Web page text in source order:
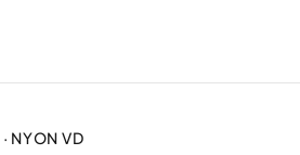
· NYON VD